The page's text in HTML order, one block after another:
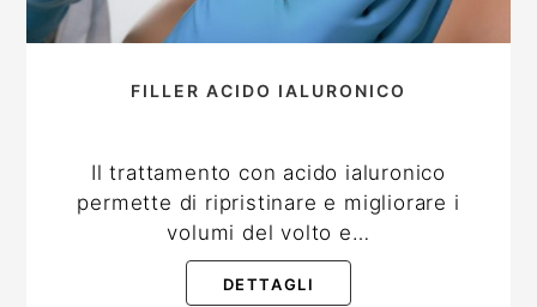
FILLER ACIDO IALURONICO
Il trattamento con acido ialuronico
permette di ripristinare e migliorare i
volumi del volto e…
DETTAGLI